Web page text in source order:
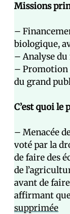
Missions
–
biologique,
– Analyse
– Promotion
du grand
C’est quoi le
– Menacée
voté par la
de faire des
de
avant de
affirmant
supprimée